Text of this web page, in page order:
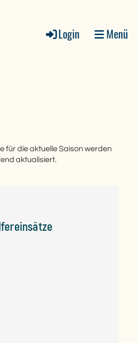
Login Menü
für die aktuelle Saison werden
aktualisiert.